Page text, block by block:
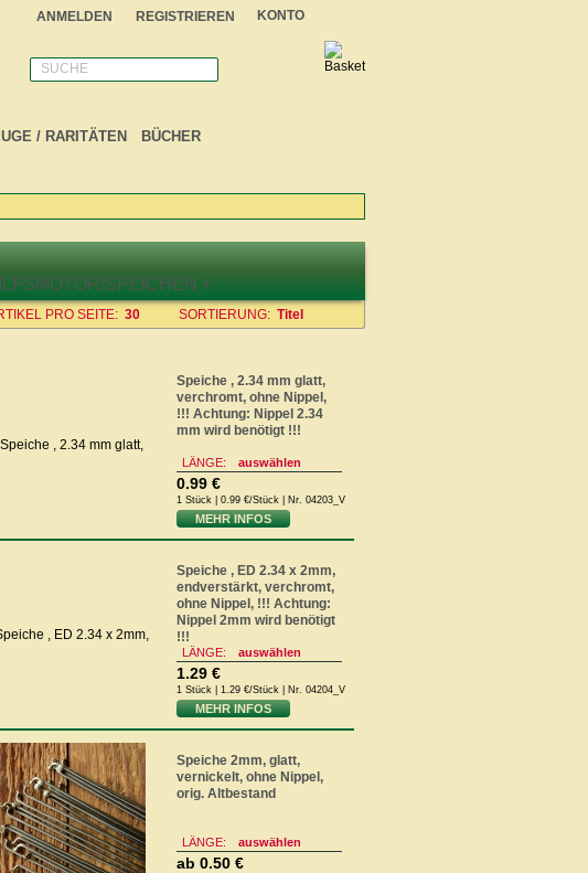
KONTO
ANMELDEN REGISTRIEREN
/ RARITÄTEN BÜCHER
SUCHE
SORTIERUNG: Titel
PRO SEITE: 30
Speiche , 2.34 mm glatt,
verchromt, ohne Nippel,
!!! Achtung: Nippel 2.34
mm wird benötigt !!!
LÄNGE: auswählen
0.99 €
1 Stück | 0.99 €/Stück | Nr. 04203_V
MEHR INFOS
Speiche , ED 2.34 x 2mm,
endverstärkt, verchromt,
ohne Nippel, !!! Achtung:
Nippel 2mm wird benötigt
!!!
LÄNGE: auswählen
1.29 €
1 Stück | 1.29 €/Stück | Nr. 04204_V
MEHR INFOS
Speiche 2mm, glatt,
vernickelt, ohne Nippel,
orig. Altbestand
LÄNGE: auswählen
ab 0.50 €